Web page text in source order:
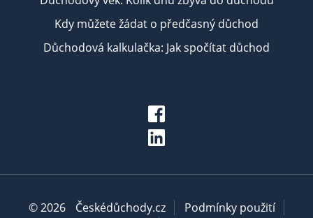
Kdy můžete žádat o předčasný důchod
Důchodová kalkulačka: Jak spočítat důchod
© 2026 Českédůchody.cz
Podmínky použití